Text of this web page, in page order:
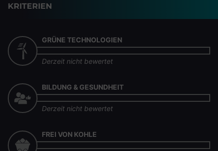
KRITERIEN
GRÜNE TECHNOLOGIEN
Derzeit nicht bewertet
BILDUNG & GESUNDHEIT
Derzeit nicht bewertet
FREI VON KOHLE